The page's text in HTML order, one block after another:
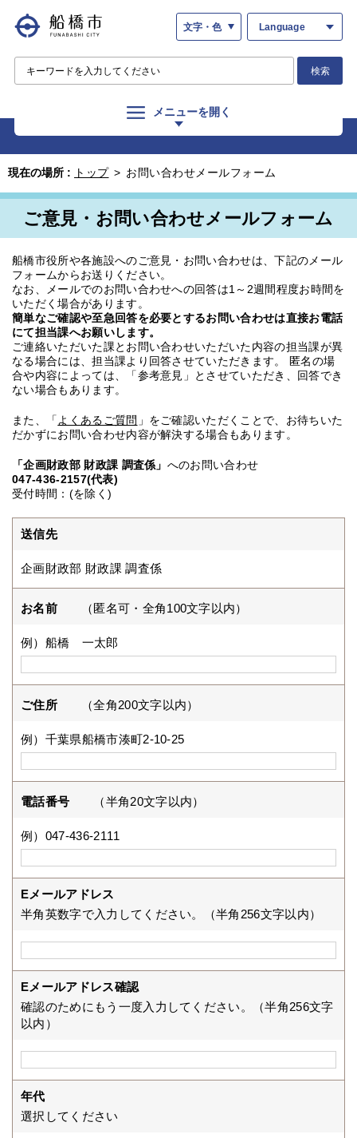
文字・色 Language
検索
メニューを開く
現在の場所 : トップ > お問い合わせメールフォーム
ご意見・お問い合わせメールフォーム
船橋市役所や各施設へのご意見・お問い合わせは、下記のメール
フォームからお送りください。
なお、メールでのお問い合わせへの回答は1～2週間程度お時間を
いただく場合があります。
簡単なご確認や至急回答を必要とするお問い合わせは直接お電話
にて担当課へお願いします。
ご連絡いただいた課とお問い合わせいただいた内容の担当課が異
なる場合には、担当課より回答させていただきます。 匿名の場
合や内容によっては、「参考意見」とさせていただき、回答でき
ない場合もあります。
また、「 よくあるご質問 」をご確認いただくことで、お待ちいた
だかずにお問い合わせ内容が解決する場合もあります。
「企画財政部 財政課 調査係」 へのお問い合わせ
047-436-2157(代表)
受付時間：(を除く)
送信先
企画財政部 財政課 調査係
お名前 （匿名可・全角100文字以内）
例）船橋 一太郎
ご住所 （全角200文字以内）
例）千葉県船橋市湊町2-10-25
電話番号 （半角20文字以内）
例）047-436-2111
Eメールアドレス
半角英数字で入力してください。（半角256文字以内）
Eメールアドレス確認
確認のためにもう一度入力してください。（半角256文字
以内）
年代
選択してください